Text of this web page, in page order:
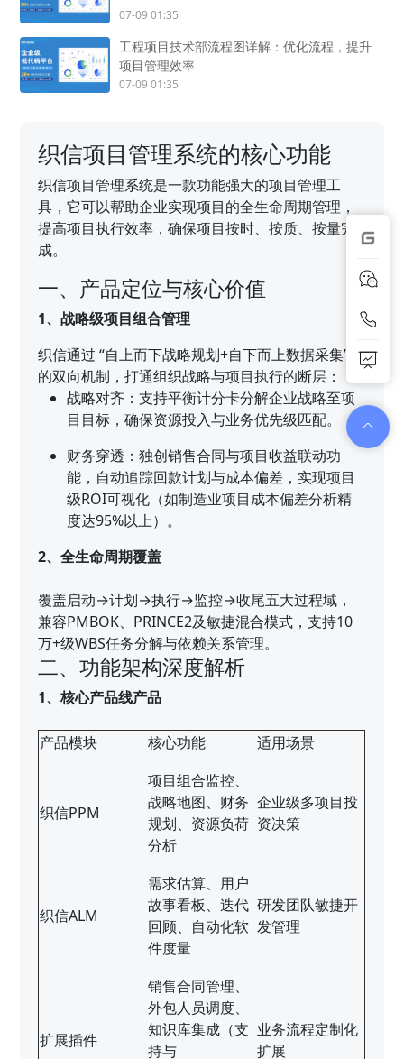
07-09 01:35
工程项目技术部流程图详解：优化流程，提升
项目管理效率
07-09 01:35
织信项目管理系统的核心功能
织信项目管理系统是一款功能强大的项目管理工
具，它可以帮助企业实现项目的全生命周期管理，
提高项目执行效率，确保项目按时、按质、按量完
成。
一、产品定位与核心价值
1、战略级项目组合管理
织信通过 “自上而下战略规划+自下而上数据采集”
的双向机制，打通组织战略与项目执行的断层：
战略对齐：支持平衡计分卡分解企业战略至项
目目标，确保资源投入与业务优先级匹配。
财务穿透：独创销售合同与项目收益联动功
能，自动追踪回款计划与成本偏差，实现项目
级ROI可视化（如制造业项目成本偏差分析精
度达95%以上）。
2、全生命周期覆盖
覆盖启动→计划→执行→监控→收尾五大过程域，
兼容PMBOK、PRINCE2及敏捷混合模式，支持10
万+级WBS任务分解与依赖关系管理。
二、功能架构深度解析
1、核心产品线产品
产品模块 核心功能 适用场景
织信PPM
项目组合监控、
战略地图、财务
规划、资源负荷
分析
企业级多项目投
资决策
织信ALM
需求估算、用户
故事看板、迭代
回顾、自动化软
件度量
研发团队敏捷开
发管理
扩展插件
销售合同管理、
外包人员调度、
知识库集成（支
持与
业务流程定制化
扩展